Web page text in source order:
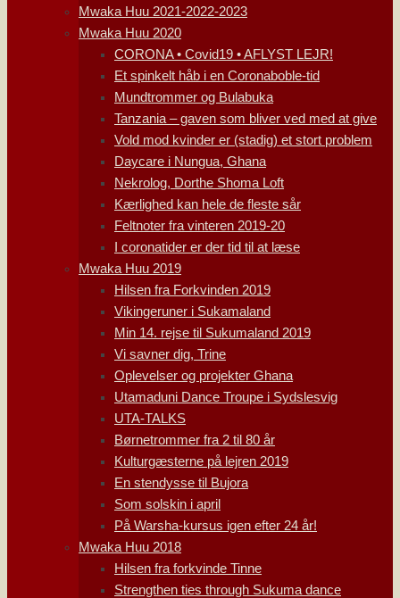
Mwaka Huu 2021-2022-2023
Mwaka Huu 2020
CORONA • Covid19 • AFLYST LEJR!
Et spinkelt håb i en Coronaboble-tid
Mundtrommer og Bulabuka
Tanzania – gaven som bliver ved med at give
Vold mod kvinder er (stadig) et stort problem
Daycare i Nungua, Ghana
Nekrolog, Dorthe Shoma Loft
Kærlighed kan hele de fleste sår
Feltnoter fra vinteren 2019-20
I coronatider er der tid til at læse
Mwaka Huu 2019
Hilsen fra Forkvinden 2019
Vikingeruner i Sukamaland
Min 14. rejse til Sukumaland 2019
Vi savner dig, Trine
Oplevelser og projekter Ghana
Utamaduni Dance Troupe i Sydslesvig
UTA-TALKS
Børnetrommer fra 2 til 80 år
Kulturgæsterne på lejren 2019
En stendysse til Bujora
Som solskin i april
På Warsha-kursus igen efter 24 år!
Mwaka Huu 2018
Hilsen fra forkvinde Tinne
Strengthen ties through Sukuma dance